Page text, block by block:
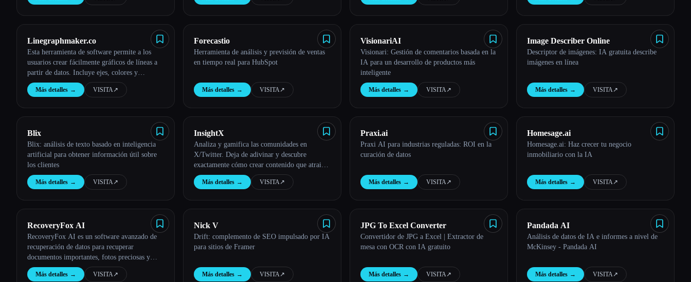
Linegraphmaker.co
Esta herramienta de software permite a los
usuarios crear fácilmente gráficos de líneas a
partir de datos. Incluye ejes, colores y
etiquetas personalizables, que ofrecen
visualizaciones claras de las tendencias a lo
Más detalles → VISITA↗︎
Forecastio
Herramienta de análisis y previsión de ventas
en tiempo real para HubSpot
Más detalles → VISITA↗︎
VisionariAI
Visionari: Gestión de comentarios basada en la
IA para un desarrollo de productos más
inteligente
Más detalles → VISITA↗︎
Image Describer Online
Descriptor de imágenes: IA gratuita describe
imágenes en línea
Más detalles → VISITA↗︎
Blix
Blix: análisis de texto basado en inteligencia
artificial para obtener información útil sobre
los clientes
Más detalles → VISITA↗︎
InsightX
Analiza y gamifica las comunidades en
X/Twitter. Deja de adivinar y descubre
exactamente cómo crear contenido que atraiga
la participación y el crecimiento.
Más detalles → VISITA↗︎
Praxi.ai
Praxi AI para industrias reguladas: ROI en la
curación de datos
Más detalles → VISITA↗︎
Homesage.ai
Homesage.ai: Haz crecer tu negocio
inmobiliario con la IA
Más detalles → VISITA↗︎
RecoveryFox AI
RecoveryFox AI es un software avanzado de
recuperación de datos para recuperar
documentos importantes, fotos preciosas y
otros archivos de ordenadores, SSD externos,
unidades de disco duro, tarjetas USB o SD.
Más detalles → VISITA↗︎
Nick V
Drift: complemento de SEO impulsado por IA
para sitios de Framer
Más detalles → VISITA↗︎
JPG To Excel Converter
Convertidor de JPG a Excel | Extractor de
mesa con OCR con IA gratuito
Más detalles → VISITA↗︎
Pandada AI
Análisis de datos de IA e informes a nivel de
McKinsey - Pandada AI
Más detalles → VISITA↗︎